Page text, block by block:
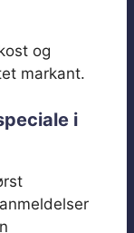
og
markant.
i